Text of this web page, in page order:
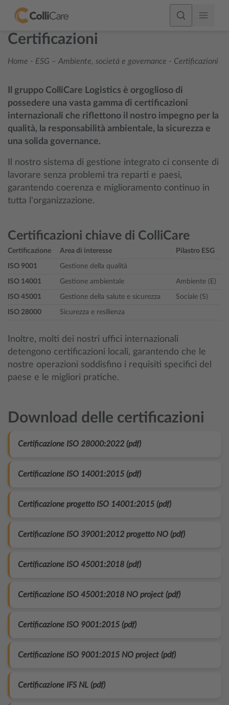
Certificazioni
Home - ESG – Ambiente, società e governance - Certificazioni
Il gruppo ColliCare Logistics è orgoglioso di
possedere una vasta gamma di certificazioni
internazionali che riflettono il nostro impegno per la
qualità, la responsabilità ambientale, la sicurezza e
una solida governance.
Il nostro sistema di gestione integrato ci consente di
lavorare senza problemi tra reparti e paesi,
garantendo coerenza e miglioramento continuo in
tutta l'organizzazione.
Certificazioni chiave di ColliCare
Certificazione Area di interesse Pilastro ESG
ISO 9001 Gestione della qualità
ISO 14001 Gestione ambientale Ambiente (E)
ISO 45001 Gestione della salute e sicurezza Sociale (S)
ISO 28000 Sicurezza e resilienza
Inoltre, molti dei nostri uffici internazionali
detengono certificazioni locali, garantendo che le
nostre operazioni soddisfino i requisiti specifici del
paese e le migliori pratiche.
Download delle certificazioni
Certificazione ISO 28000:2022 (pdf)
Certificazione ISO 14001:2015 (pdf)
Certificazione progetto ISO 14001:2015 (pdf)
Certificazione ISO 39001:2012 progetto NO (pdf)
Certificazione ISO 45001:2018 (pdf)
Certificazione ISO 45001:2018 NO project (pdf)
Certificazione ISO 9001:2015 (pdf)
Certificazione ISO 9001:2015 NO project (pdf)
Certificazione IFS NL (pdf)